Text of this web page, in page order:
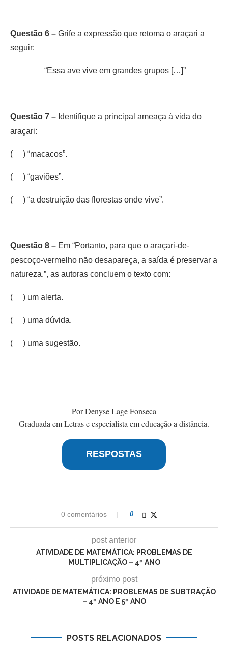
Questão 6 – Grife a expressão que retoma o araçari a
seguir:
“Essa ave vive em grandes grupos […]”
Questão 7 – Identifique a principal ameaça à vida do
araçari:
( ) “macacos”.
( ) “gaviões”.
( ) “a destruição das florestas onde vive”.
Questão 8 – Em “Portanto, para que o araçari-de-
pescoço-vermelho não desapareça, a saída é preservar a
natureza.”, as autoras concluem o texto com:
( ) um alerta.
( ) uma dúvida.
( ) uma sugestão.
Por Denyse Lage Fonseca
Graduada em Letras e especialista em educação a distância.
RESPOSTAS
0 comentários 0
post anterior
ATIVIDADE DE MATEMÁTICA: PROBLEMAS DE
MULTIPLICAÇÃO – 4º ANO
próximo post
ATIVIDADE DE MATEMÁTICA: PROBLEMAS DE SUBTRAÇÃO
– 4º ANO E 5º ANO
POSTS RELACIONADOS